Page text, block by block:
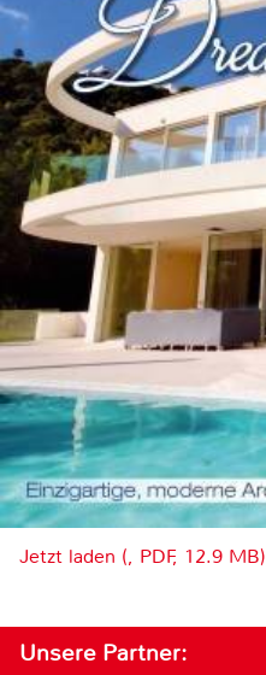
Jetzt laden (, PDF, 12.9 MB)
Unsere Partner: